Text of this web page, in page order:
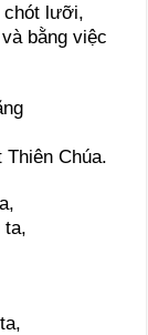
chót lưỡi,
bằng việc
Chúa.
ta,